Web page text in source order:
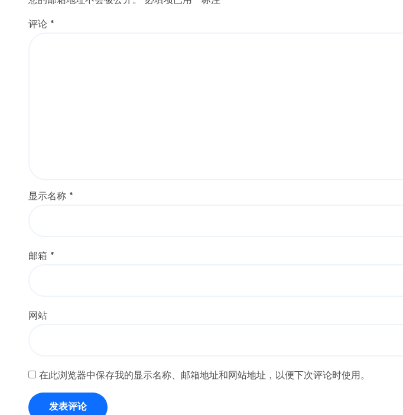
评论 *
显示名称 *
邮箱 *
网站
在此浏览器中保存我的显示名称、邮箱地址和网站地址，以便下次评论时使用。